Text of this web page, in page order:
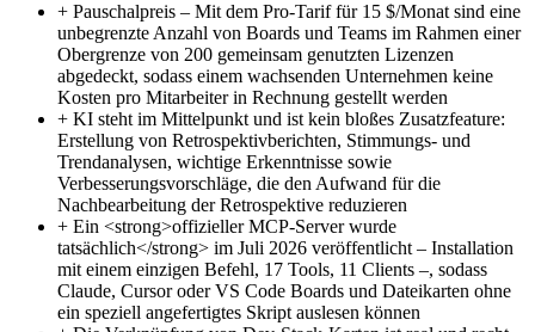
+ Pauschalpreis – Mit dem Pro-Tarif für 15 $/Monat sind eine
unbegrenzte Anzahl von Boards und Teams im Rahmen einer
Obergrenze von 200 gemeinsam genutzten Lizenzen
abgedeckt, sodass einem wachsenden Unternehmen keine
Kosten pro Mitarbeiter in Rechnung gestellt werden
+ KI steht im Mittelpunkt und ist kein bloßes Zusatzfeature:
Erstellung von Retrospektivberichten, Stimmungs- und
Trendanalysen, wichtige Erkenntnisse sowie
Verbesserungsvorschläge, die den Aufwand für die
Nachbearbeitung der Retrospektive reduzieren
+ Ein <strong>offizieller MCP-Server wurde
tatsächlich</strong> im Juli 2026 veröffentlicht – Installation
mit einem einzigen Befehl, 17 Tools, 11 Clients –, sodass
Claude, Cursor oder VS Code Boards und Dateikarten ohne
ein speziell angefertigtes Skript auslesen können